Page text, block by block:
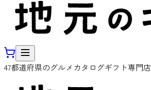
47都道府県のグルメカタログギフト専門店